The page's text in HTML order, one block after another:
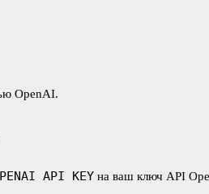
OpenAI.
API KEY на ваш ключ API